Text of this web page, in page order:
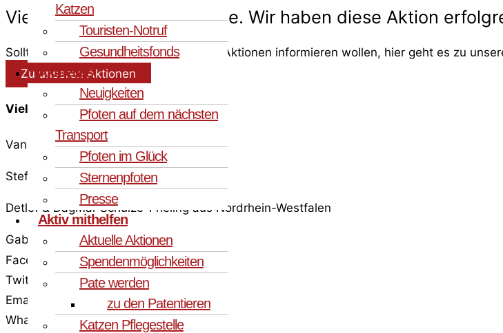
Katzen
Touristen-Notruf
Gesundheitsfonds
Aktuelles
Neuigkeiten
Pfoten auf dem nächsten
Transport
Pfoten im Glück
Sternenpfoten
Presse
Aktiv mithelfen
Aktuelle Aktionen
Spendenmöglichkeiten
Pate werden
zu den Patentieren
Katzen Pflegestelle
Vielen Dank für Ihr Interesse. Wir haben diese Aktion
Sollten Sie sich über unsere laufenden Aktionen informieren wollen, hier geht es zu
Zu unseren Aktionen
Vielen Dank an die Spender:innen:
Vanessa aus Mecklenburg-Vorpommern
Steffi aus Nordrhein-Westfalen
Detlef & Dagmar Schulze-Frieling aus Nordrhein-Westfalen
Gabriele & Werner aus Bayern
Facebook
Twitter
Email
WhatsApp